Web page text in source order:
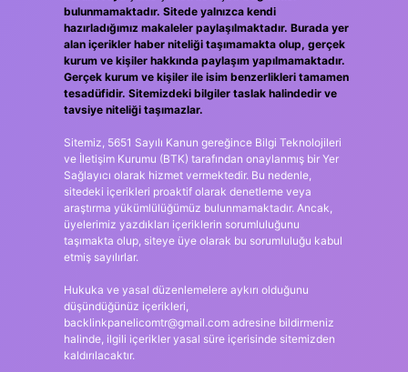
bulunmamaktadır. Sitede yalnızca kendi
hazırladığımız makaleler paylaşılmaktadır. Burada yer
alan içerikler haber niteliği taşımamakta olup, gerçek
kurum ve kişiler hakkında paylaşım yapılmamaktadır.
Gerçek kurum ve kişiler ile isim benzerlikleri tamamen
tesadüfidir. Sitemizdeki bilgiler taslak halindedir ve
tavsiye niteliği taşımazlar.
Sitemiz, 5651 Sayılı Kanun gereğince Bilgi Teknolojileri
ve İletişim Kurumu (BTK) tarafından onaylanmış bir Yer
Sağlayıcı olarak hizmet vermektedir. Bu nedenle,
sitedeki içerikleri proaktif olarak denetleme veya
araştırma yükümlülüğümüz bulunmamaktadır. Ancak,
üyelerimiz yazdıkları içeriklerin sorumluluğunu
taşımakta olup, siteye üye olarak bu sorumluluğu kabul
etmiş sayılırlar.
Hukuka ve yasal düzenlemelere aykırı olduğunu
düşündüğünüz içerikleri,
backlinkpanelicomtr@gmail.comadresine bildirmeniz
halinde, ilgili içerikler yasal süre içerisinde sitemizden
kaldırılacaktır.